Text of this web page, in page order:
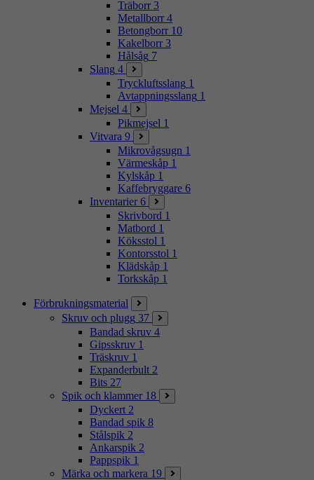
Träborr 3
Metallborr 4
Betongborr 10
Kakelborr 3
Hålsåg 7
Slang 4
Tryckluftsslang 1
Avtappningsslang 1
Mejsel 4
Pikmejsel 1
Vitvara 9
Mikrovågsugn 1
Värmeskåp 1
Kylskåp 1
Kaffebryggare 6
Inventarier 6
Skrivbord 1
Matbord 1
Köksstol 1
Kontorsstol 1
Klädskåp 1
Torkskåp 1
Förbrukningsmaterial
Skruv och plugg 37
Bandad skruv 4
Gipsskruv 1
Träskruv 1
Expanderbult 2
Bits 27
Spik och klammer 18
Dyckert 2
Bandad spik 8
Stålspik 2
Ankarspik 2
Pappspik 1
Märka och markera 19